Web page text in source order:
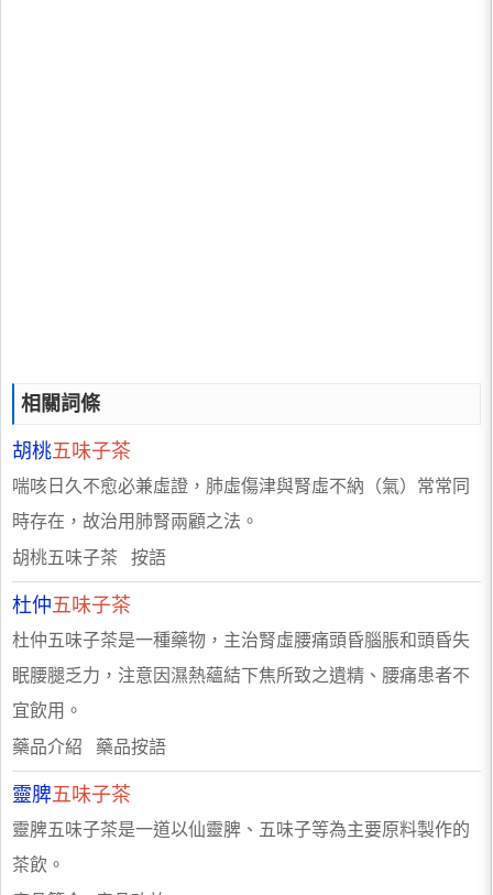
相關詞條
胡桃五味子茶
喘咳日久不愈必兼虛證，肺虛傷津與腎虛不納（氣）常常同
時存在，故治用肺腎兩顧之法。
胡桃五味子茶 按語
杜仲五味子茶
杜仲五味子茶是一種藥物，主治腎虛腰痛頭昏腦脹和頭昏失
眠腰腿乏力，注意因濕熱蘊結下焦所致之遺精、腰痛患者不
宜飲用。
藥品介紹 藥品按語
靈脾五味子茶
靈脾五味子茶是一道以仙靈脾、五味子等為主要原料製作的
茶飲。